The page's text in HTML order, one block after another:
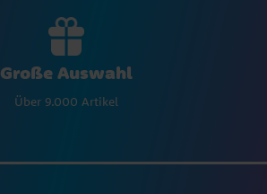
Große Auswahl
Über 9.000 Artikel